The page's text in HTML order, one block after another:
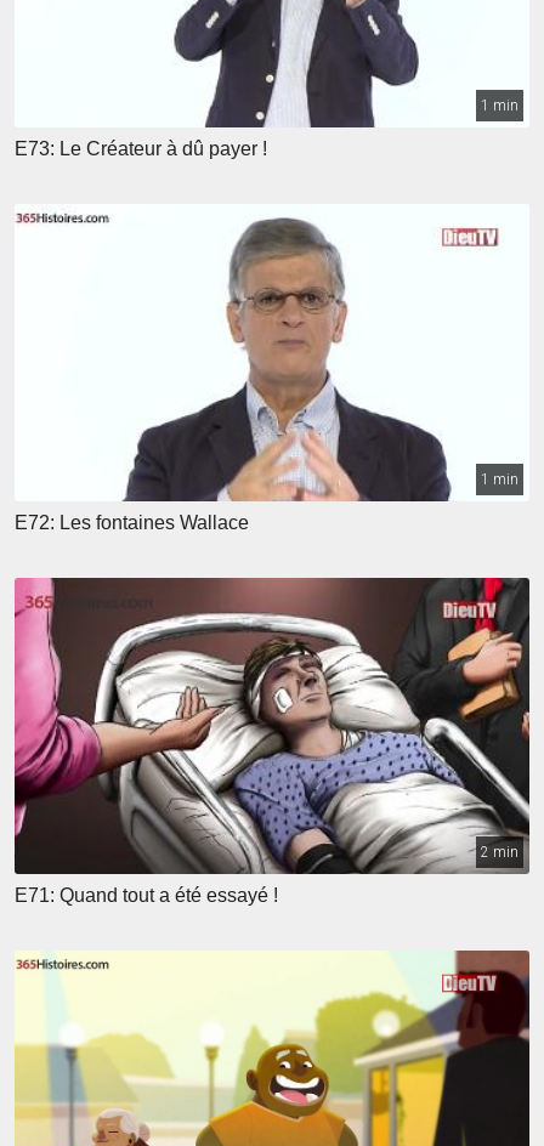
1 min
E73: Le Créateur à dû payer !
1 min
E72: Les fontaines Wallace
2 min
E71: Quand tout a été essayé !